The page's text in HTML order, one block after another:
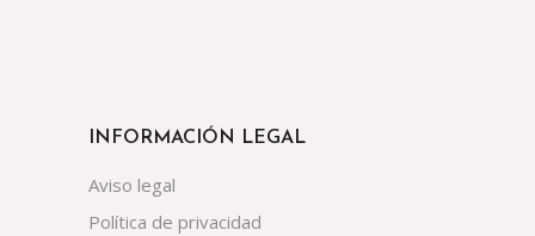
INFORMACIÓN LEGAL
Aviso legal
Política de privacidad